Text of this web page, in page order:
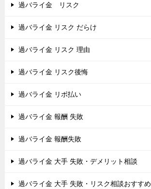
過バライ金 リスク
過バライ金 リスク だらけ
過バライ金 リスク 理由
過バライ金 リスク後悔
過バライ金 リボ払い
過バライ金 報酬 失敗
過バライ金 報酬失敗
過バライ金 大手 失敗・デメリット相談
過バライ金 大手 失敗・リスク相談おすすめ